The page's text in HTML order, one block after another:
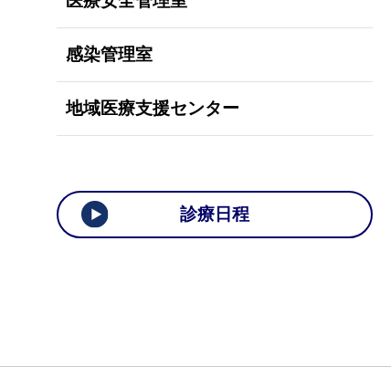
感染管理室
地域医療支援センター
診療日程